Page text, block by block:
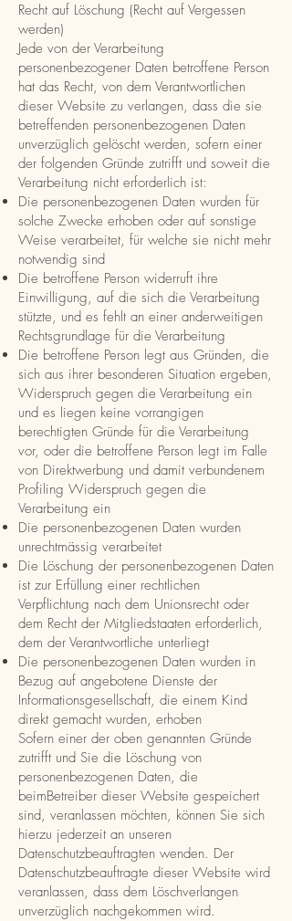
Recht auf Löschung (Recht auf Vergessen
werden)
Jede von der Verarbeitung
personenbezogener Daten betroffene Person
hat das Recht, von dem Verantwortlichen
dieser Website zu verlangen, dass die sie
betreffenden personenbezogenen Daten
unverzüglich gelöscht werden, sofern einer
der folgenden Gründe zutrifft und soweit die
Verarbeitung nicht erforderlich ist:
Die personenbezogenen Daten wurden für
solche Zwecke erhoben oder auf sonstige
Weise verarbeitet, für welche sie nicht mehr
notwendig sind
Die betroffene Person widerruft ihre
Einwilligung, auf die sich die Verarbeitung
stützte, und es fehlt an einer anderweitigen
Rechtsgrundlage für die Verarbeitung
Die betroffene Person legt aus Gründen, die
sich aus ihrer besonderen Situation ergeben,
Widerspruch gegen die Verarbeitung ein
und es liegen keine vorrangigen
berechtigten Gründe für die Verarbeitung
vor, oder die betroffene Person legt im Falle
von Direktwerbung und damit verbundenem
Profiling Widerspruch gegen die
Verarbeitung ein
Die personenbezogenen Daten wurden
unrechtmässig verarbeitet
Die Löschung der personenbezogenen Daten
ist zur Erfüllung einer rechtlichen
Verpflichtung nach dem Unionsrecht oder
dem Recht der Mitgliedstaaten erforderlich,
dem der Verantwortliche unterliegt
Die personenbezogenen Daten wurden in
Bezug auf angebotene Dienste der
Informationsgesellschaft, die einem Kind
direkt gemacht wurden, erhoben
Sofern einer der oben genannten Gründe
zutrifft und Sie die Löschung von
personenbezogenen Daten, die
beimBetreiber dieser Website gespeichert
sind, veranlassen möchten, können Sie sich
hierzu jederzeit an unseren
Datenschutzbeauftragten wenden. Der
Datenschutzbeauftragte dieser Website wird
veranlassen, dass dem Löschverlangen
unverzüglich nachgekommen wird.